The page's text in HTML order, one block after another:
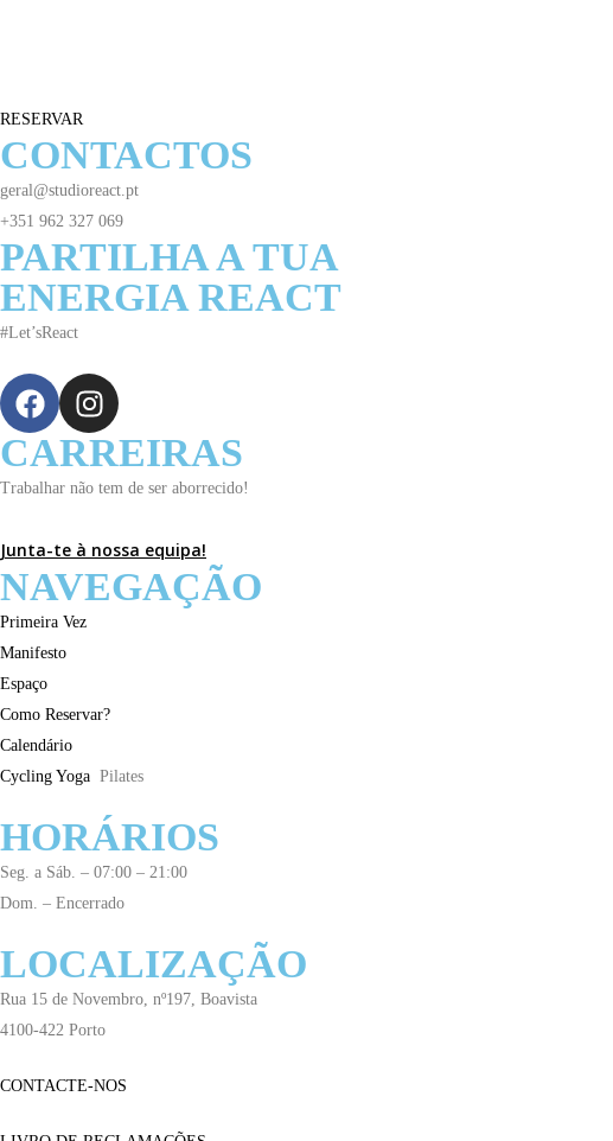
RESERVAR
CONTACTOS
geral@studioreact.pt
+351 962 327 069
PARTILHA A TUA
ENERGIA REACT
#Let’sReact
CARREIRAS
Trabalhar não tem de ser aborrecido!
Junta-te à nossa equipa!
NAVEGAÇÃO
Primeira Vez
Manifesto
Espaço
Como Reservar?
Calendário
Cycling Yoga Pilates
HORÁRIOS
Seg. a Sáb. – 07:00 – 21:00
Dom. – Encerrado
LOCALIZAÇÃO
Rua 15 de Novembro, nº197, Boavista
4100-422 Porto
CONTACTE-NOS